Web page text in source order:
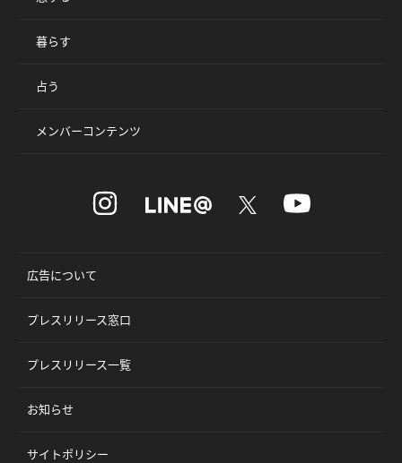
暮らす
占う
メンバーコンテンツ
広告について
プレスリリース窓口
プレスリリース一覧
お知らせ
サイトポリシー